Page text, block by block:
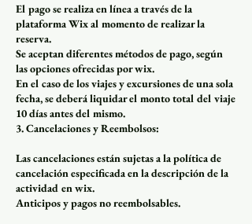
El pago se realiza en línea a través de la
plataforma Wix al momento de realizar la
reserva.
Se aceptan diferentes métodos de pago, según
las opciones ofrecidas por wix.
En el caso de los viajes y excursiones de una sola
fecha, se deberá liquidar el monto total del viaje
10 días antes del mismo.
3. Cancelaciones y Reembolsos:
Las cancelaciones están sujetas a la política de
cancelación especificada en la descripción de la
actividad en wix.
Anticipos y pagos no reembolsables.